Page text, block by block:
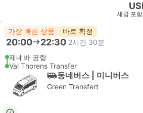
세금 포함
가장 빠른 상품 바로 확정
20:00 22:30 2시간 30분
제네바 공항
Val Thorens Transfer
동네버스 | 미니버스
Green Transfert